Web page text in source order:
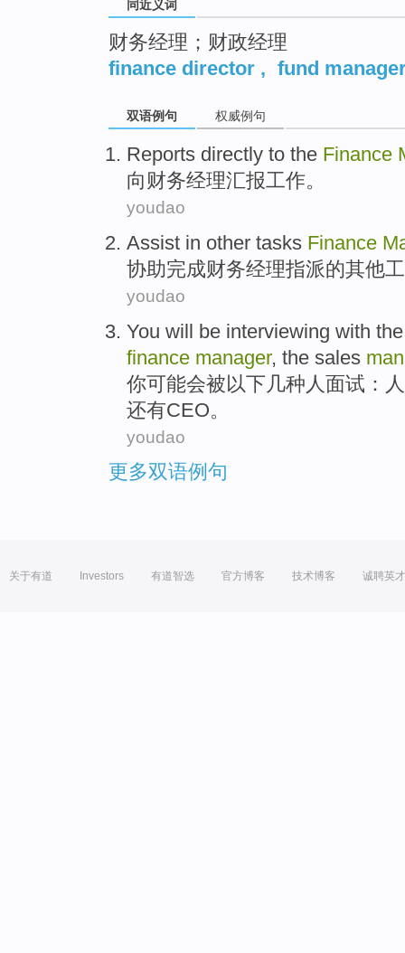
同近义词
财务经理；财政经理
finance director , fund
双语例句 权威例句
Reports directly to the Finance
向 财务经理汇报工作。
youdao
Assist in other tasks Finance
协助完成财务经理指派的其他
youdao
You will be interviewing with
finance manager, the sales
你可能会被以下几种 人 面试 ：
还有CEO。
youdao
更多双语例句
关于有道 Investors 有道智选 官方博客 技术博客 诚聘英才